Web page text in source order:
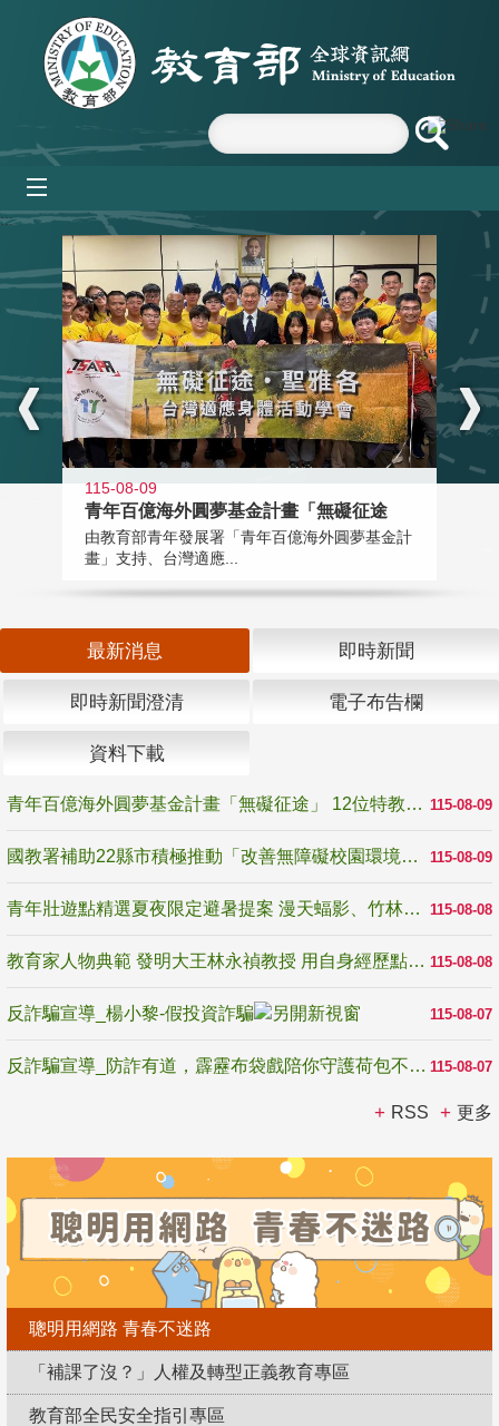
跳到主要內容區塊
:::
115-08-09
青年百億海外圓夢基金計畫「無礙征途
由教育部青年發展署「青年百億海外圓夢基金計
畫」支持、台灣適應...
最新消息 即時新聞
即時新聞澄清 電子布告欄
資料下載
115-08-09
青年百億海外圓夢基金計畫「無礙征途」 12位特教與弱勢青年勇闖西班牙 跨越感官限制見證生命蛻變
115-08-09
國教署補助22縣市積極推動「改善無障礙校園環境計畫」 打造友善、安全、無礙學習空間
115-08-08
青年壯遊點精選夏夜限定避暑提案 漫天蝠影、竹林尋蛙、茶香夜觀 邀青年暮色出發
115-08-08
教育家人物典範 發明大王林永禎教授 用自身經歷點亮學生的路
115-08-07
反詐騙宣導_楊小黎-假投資詐騙
115-08-07
反詐騙宣導_防詐有道，霹靂布袋戲陪你守護荷包不受騙
RSS 更多
聰明用網路 青春不迷路
「補課了沒？」人權及轉型正義教育專區
教育部全民安全指引專區